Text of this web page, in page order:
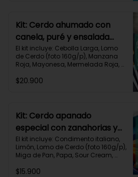
Kit: Cerdo ahumado con
canela, puré y ensalada
dulce-2
El kit incluye: Cebolla Larga, Lomo
de Cerdo (foto 160g/p), Manzana
Roja, Mayonesa, Mermelada Roja,
Cinnamon Paprika, Sour Cream,
Carbohidratos 59g | Grasas 19g |
Proteínas 36g
$20.900
Kit: Cerdo apanado
especial con zanahorias y
papas al horno-58
El kit incluye: Condimento italiano,
Limón, Lomo de Cerdo (foto 160g/p),
Miga de Pan, Papa, Sour Cream,
$15.900